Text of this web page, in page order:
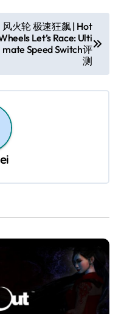
风火轮 极速狂飙 | Hot
Let’s Race: Ulti
mate Speed Switch评
测